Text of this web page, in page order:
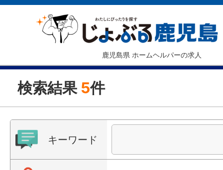
鹿児島県 ホームヘルパーの求人
検索結果 5件
キーワード